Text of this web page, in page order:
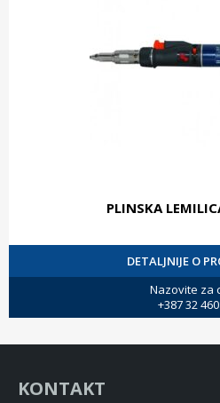
PLINSKA
DETALJNIJE O
Nazovite za
+387 32
KONTAKT